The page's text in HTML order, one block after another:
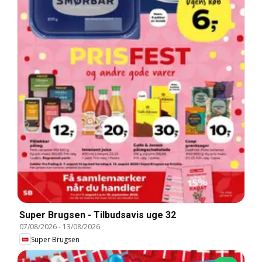
Super Brugsen - Tilbudsavis uge 32
07/08/2026- 13/08/2026
Super Brugsen